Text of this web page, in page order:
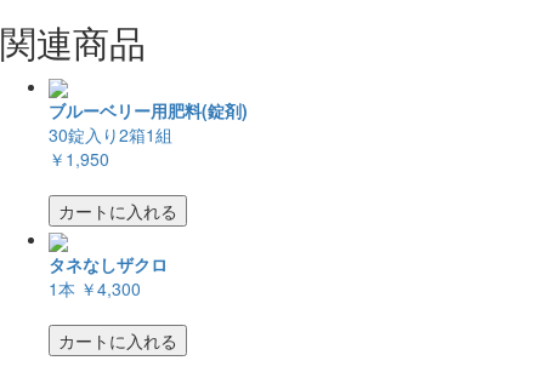
関連商品
ブルーベリー用肥料(錠剤)
30錠入り2箱1組
￥1,950
カートに入れる
タネなしザクロ
1本 ￥4,300
カートに入れる